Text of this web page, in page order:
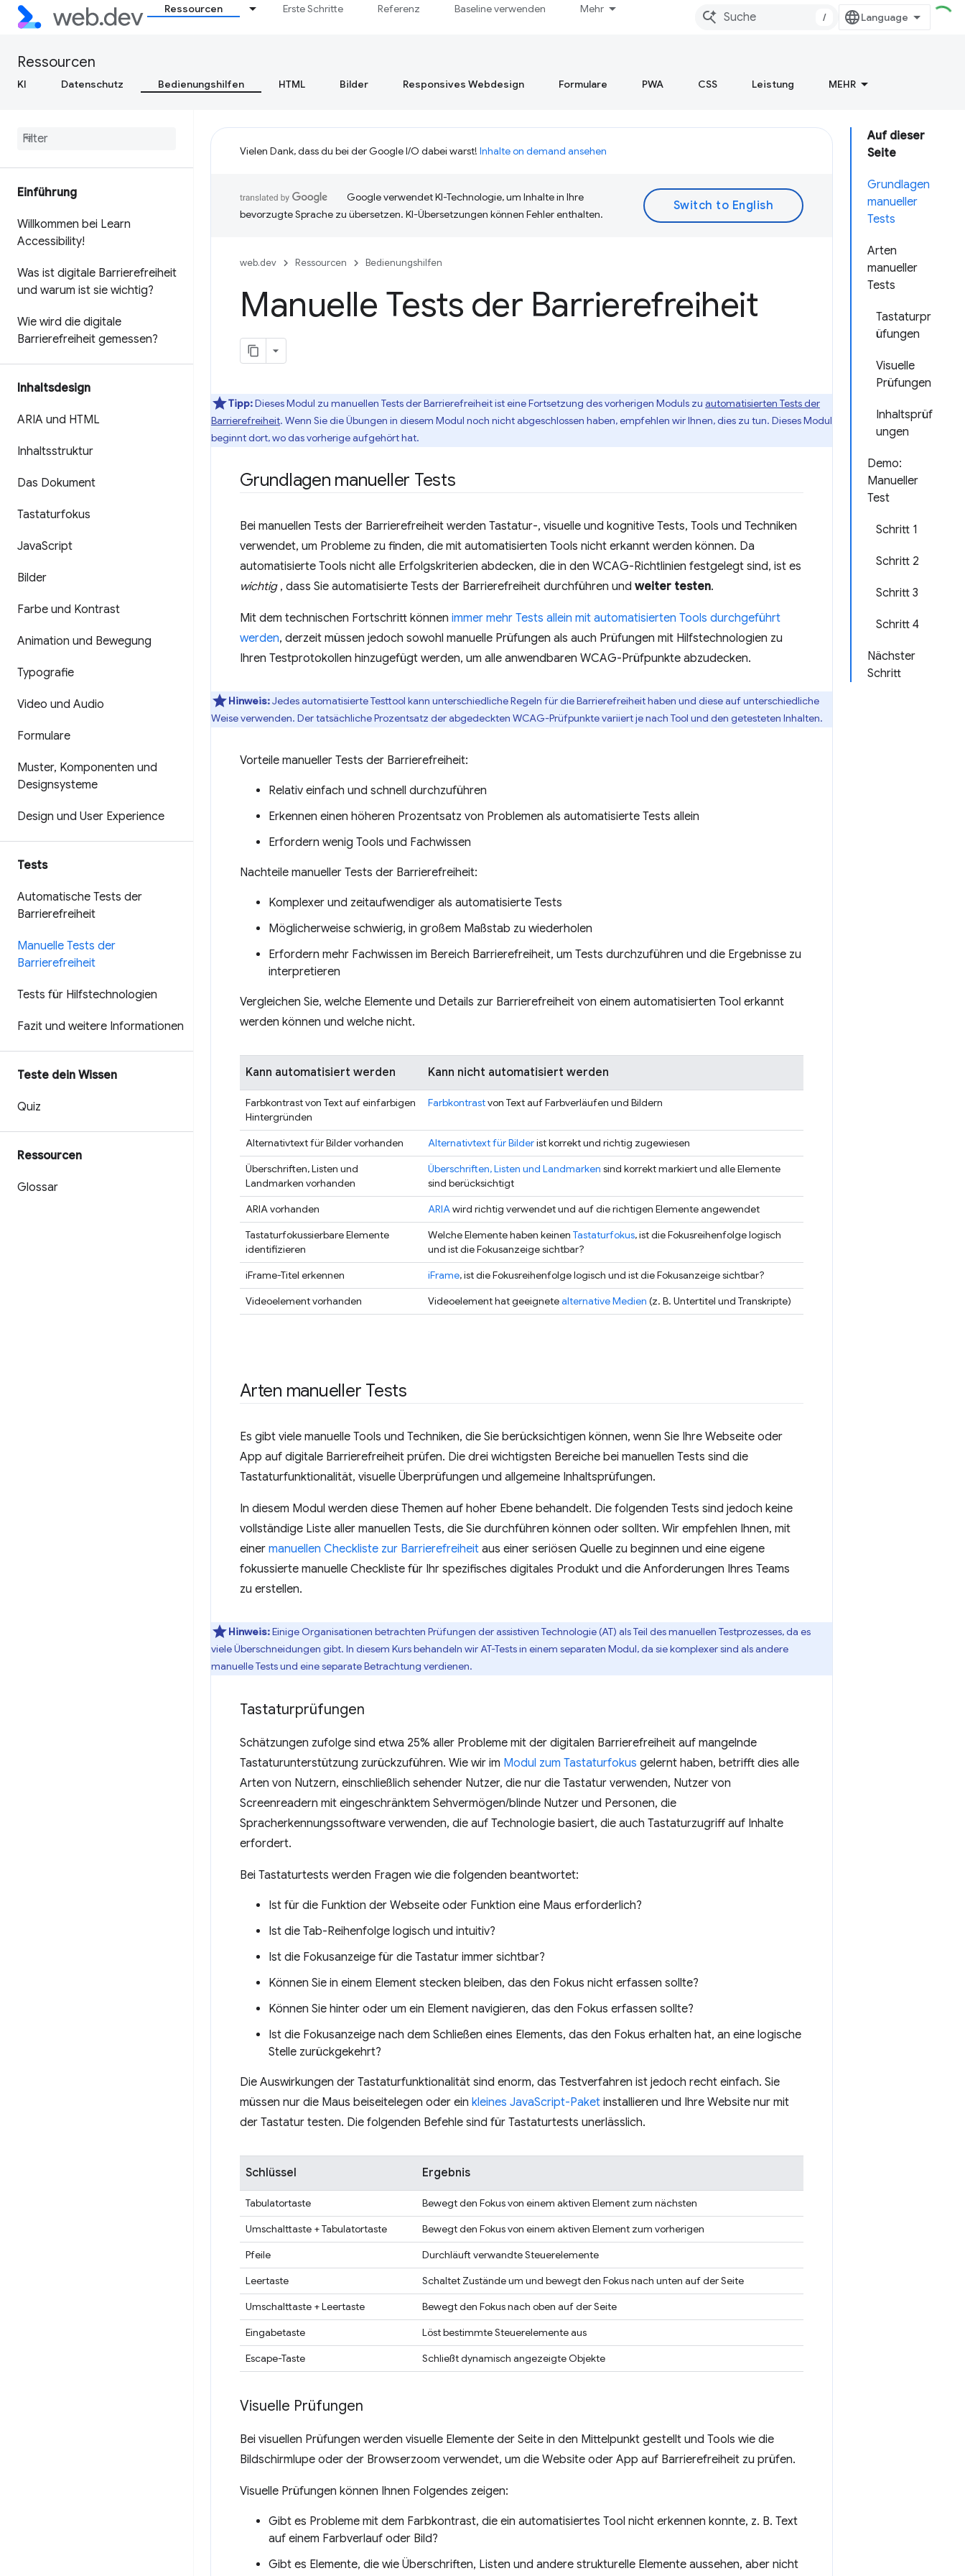
Ressourcen Erste Schritte Referenz Baseline verwenden Mehr
/
Ressourcen
KI Datenschutz Bedienungshilfen HTML Bilder Responsives Webdesign Formulare PWA CSS Leistung MEHR
Einführung
Willkommen bei Learn
Accessibility!
Was ist digitale Barrierefreiheit
und warum ist sie wichtig?
Wie wird die digitale
Barrierefreiheit gemessen?
Inhaltsdesign
ARIA und HTML
Inhaltsstruktur
Das Dokument
Tastaturfokus
JavaScript
Bilder
Farbe und Kontrast
Animation und Bewegung
Typografie
Video und Audio
Formulare
Muster, Komponenten und
Designsysteme
Design und User Experience
Tests
Automatische Tests der
Barrierefreiheit
Manuelle Tests der
Barrierefreiheit
Tests für Hilfstechnologien
Fazit und weitere Informationen
Teste dein Wissen
Quiz
Ressourcen
Glossar
Auf dieser
Seite
Grundlagen
manueller
Tests
Arten
manueller
Tests
Tastaturpr
üfungen
Visuelle
Prüfungen
Inhaltsprüf
ungen
Demo:
Manueller
Test
Schritt 1
Schritt 2
Schritt 3
Schritt 4
Nächster
Schritt
Vielen Dank, dass du bei der Google I/O dabei warst! Inhalte on demand ansehen
Google verwendet KI-Technologie, um Inhalte in Ihre
bevorzugte Sprache zu übersetzen. KI-Übersetzungen können Fehler enthalten.
web.dev Ressourcen Bedienungshilfen
Manuelle Tests der Barrierefreiheit
Tipp:Dieses Modul zu manuellen Tests der Barrierefreiheit ist eine Fortsetzung des vorherigen Moduls zu automatisierten Tests der
Barrierefreiheit. Wenn Sie die Übungen in diesem Modul noch nicht abgeschlossen haben, empfehlen wir Ihnen, dies zu tun. Dieses Modul
beginnt dort, wo das vorherige aufgehört hat.
Grundlagen manueller Tests
Bei manuellen Tests der Barrierefreiheit werden Tastatur-, visuelle und kognitive Tests, Tools und Techniken
verwendet, um Probleme zu finden, die mit automatisierten Tools nicht erkannt werden können. Da
automatisierte Tools nicht alle Erfolgskriterien abdecken, die in den WCAG-Richtlinien festgelegt sind, ist es
wichtig, dass Sie automatisierte Tests der Barrierefreiheit durchführen und weiter testen.
Mit dem technischen Fortschritt können immer mehr Tests allein mit automatisierten Tools durchgeführt
werden, derzeit müssen jedoch sowohl manuelle Prüfungen als auch Prüfungen mit Hilfstechnologien zu
Ihren Testprotokollen hinzugefügt werden, um alle anwendbaren WCAG-Prüfpunkte abzudecken.
Hinweis:Jedes automatisierte Testtool kann unterschiedliche Regeln für die Barrierefreiheit haben und diese auf unterschiedliche
Weise verwenden. Der tatsächliche Prozentsatz der abgedeckten WCAG-Prüfpunkte variiert je nach Tool und den getesteten Inhalten.
Vorteile manueller Tests der Barrierefreiheit:
Relativ einfach und schnell durchzuführen
Erkennen einen höheren Prozentsatz von Problemen als automatisierte Tests allein
Erfordern wenig Tools und Fachwissen
Nachteile manueller Tests der Barrierefreiheit:
Komplexer und zeitaufwendiger als automatisierte Tests
Möglicherweise schwierig, in großem Maßstab zu wiederholen
Erfordern mehr Fachwissen im Bereich Barrierefreiheit, um Tests durchzuführen und die Ergebnisse zu
interpretieren
Vergleichen Sie, welche Elemente und Details zur Barrierefreiheit von einem automatisierten Tool erkannt
werden können und welche nicht.
Kann automatisiert werden Kann nicht automatisiert werden
Farbkontrast von Text auf einfarbigen
Hintergründen
Farbkontrastvon Text auf Farbverläufen und Bildern
Alternativtext für Bilder vorhanden Alternativtext für Bilderist korrekt und richtig zugewiesen
Überschriften, Listen und
Landmarken vorhanden
Überschriften, Listen und Landmarken sind korrekt markiert und alle Elemente
sind berücksichtigt
ARIA vorhanden
ARIAwird richtig verwendet und auf die richtigen Elemente angewendet
Tastaturfokussierbare Elemente
identifizieren
Welche Elemente haben keinen Tastaturfokus, ist die Fokusreihenfolge logisch
und ist die Fokusanzeige sichtbar?
iFrame-Titel erkennen
iFrame, ist die Fokusreihenfolge logisch und ist die Fokusanzeige sichtbar?
Videoelement vorhanden
Videoelement hat geeignetealternative Medien (z. B. Untertitel und Transkripte)
Arten manueller Tests
Es gibt viele manuelle Tools und Techniken, die Sie berücksichtigen können, wenn Sie Ihre Webseite oder
App auf digitale Barrierefreiheit prüfen. Die drei wichtigsten Bereiche bei manuellen Tests sind die
Tastaturfunktionalität, visuelle Überprüfungen und allgemeine Inhaltsprüfungen.
In diesem Modul werden diese Themen auf hoher Ebene behandelt. Die folgenden Tests sind jedoch keine
vollständige Liste aller manuellen Tests, die Sie durchführen können oder sollten. Wir empfehlen Ihnen, mit
einer manuellen Checkliste zur Barrierefreiheit aus einer seriösen Quelle zu beginnen und eine eigene
fokussierte manuelle Checkliste für Ihr spezifisches digitales Produkt und die Anforderungen Ihres Teams
zu erstellen.
Hinweis:Einige Organisationen betrachten Prüfungen der assistiven Technologie (AT) als Teil des manuellen Testprozesses, da es
viele Überschneidungen gibt. In diesem Kurs behandeln wir AT-Tests in einem separaten Modul, da sie komplexer sind als andere
manuelle Tests und eine separate Betrachtung verdienen.
Tastaturprüfungen
Schätzungen zufolge sind etwa 25% aller Probleme mit der digitalen Barrierefreiheit auf mangelnde
Tastaturunterstützung zurückzuführen. Wie wir im Modul zum Tastaturfokus gelernt haben, betrifft dies alle
Arten von Nutzern, einschließlich sehender Nutzer, die nur die Tastatur verwenden, Nutzer von
Screenreadern mit eingeschränktem Sehvermögen/blinde Nutzer und Personen, die
Spracherkennungssoftware verwenden, die auf Technologie basiert, die auch Tastaturzugriff auf Inhalte
erfordert.
Bei Tastaturtests werden Fragen wie die folgenden beantwortet:
Ist für die Funktion der Webseite oder Funktion eine Maus erforderlich?
Ist die Tab-Reihenfolge logisch und intuitiv?
Ist die Fokusanzeige für die Tastatur immer sichtbar?
Können Sie in einem Element stecken bleiben, das den Fokus nicht erfassen sollte?
Können Sie hinter oder um ein Element navigieren, das den Fokus erfassen sollte?
Ist die Fokusanzeige nach dem Schließen eines Elements, das den Fokus erhalten hat, an eine logische
Stelle zurückgekehrt?
Die Auswirkungen der Tastaturfunktionalität sind enorm, das Testverfahren ist jedoch recht einfach. Sie
müssen nur die Maus beiseitelegen oder ein kleines JavaScript-Paket installieren und Ihre Website nur mit
der Tastatur testen. Die folgenden Befehle sind für Tastaturtests unerlässlich.
Schlüssel Ergebnis
Tabulatortaste
Bewegt den Fokus von einem aktiven Element zum nächsten
Umschalttaste + Tabulatortaste
Bewegt den Fokus von einem aktiven Element zum vorherigen
Pfeile
Durchläuft verwandte Steuerelemente
Leertaste
Schaltet Zustände um und bewegt den Fokus nach unten auf der Seite
Umschalttaste + Leertaste
Bewegt den Fokus nach oben auf der Seite
Eingabetaste
Löst bestimmte Steuerelemente aus
Escape-Taste
Schließt dynamisch angezeigte Objekte
Visuelle Prüfungen
Bei visuellen Prüfungen werden visuelle Elemente der Seite in den Mittelpunkt gestellt und Tools wie die
Bildschirmlupe oder der Browserzoom verwendet, um die Website oder App auf Barrierefreiheit zu prüfen.
Visuelle Prüfungen können Ihnen Folgendes zeigen:
Gibt es Probleme mit dem Farbkontrast, die ein automatisiertes Tool nicht erkennen konnte, z. B. Text
auf einem Farbverlauf oder Bild?
Gibt es Elemente, die wie Überschriften, Listen und andere strukturelle Elemente aussehen, aber nicht